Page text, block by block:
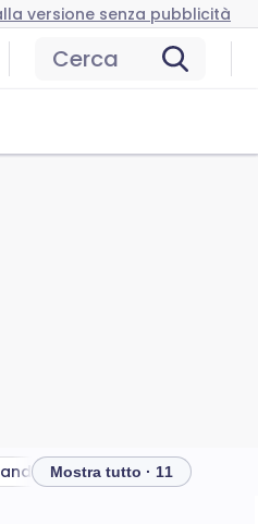
versione senza pubblicità
Cerca
Mostra tutto · 11